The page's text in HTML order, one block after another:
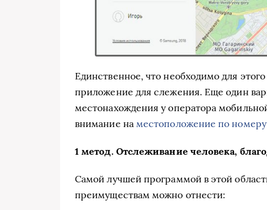
Единственное, что необходимо для
приложение для слежения. Еще один
местонахождения у оператора
внимание на местоположение по
1 метод. Отслеживание человека,
Самой лучшей программой в этой
преимуществам можно отнести: